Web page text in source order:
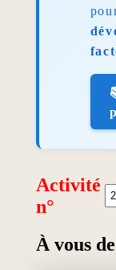
Activité
n°
À vous